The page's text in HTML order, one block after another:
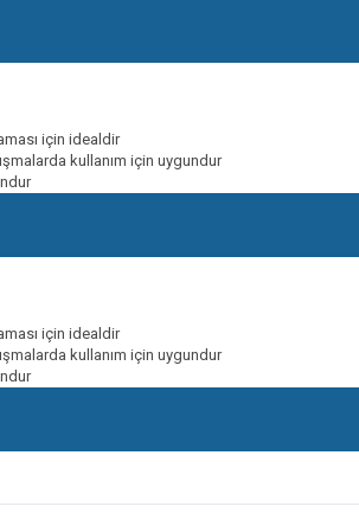
için idealdir
kullanım için uygundur
için idealdir
kullanım için uygundur
noktaları öneri formunu kullanarak tarafımıza